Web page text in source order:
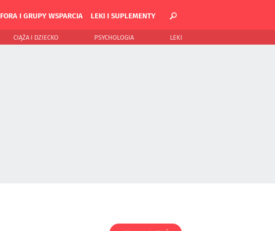
FORA I GRUPY WSPARCIA LEKI I SUPLEMENTY
CIĄŻA I DZIECKO PSYCHOLOGIA LEKI